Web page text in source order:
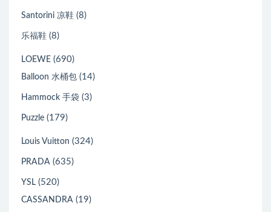
Santorini 凉鞋 (8)
乐福鞋 (8)
LOEWE (690)
Balloon 水桶包 (14)
Hammock 手袋 (3)
Puzzle (179)
Louis Vuitton (324)
PRADA (635)
YSL (520)
CASSANDRA (19)